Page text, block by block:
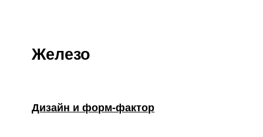
Железо
Дизайн и форм-фактор